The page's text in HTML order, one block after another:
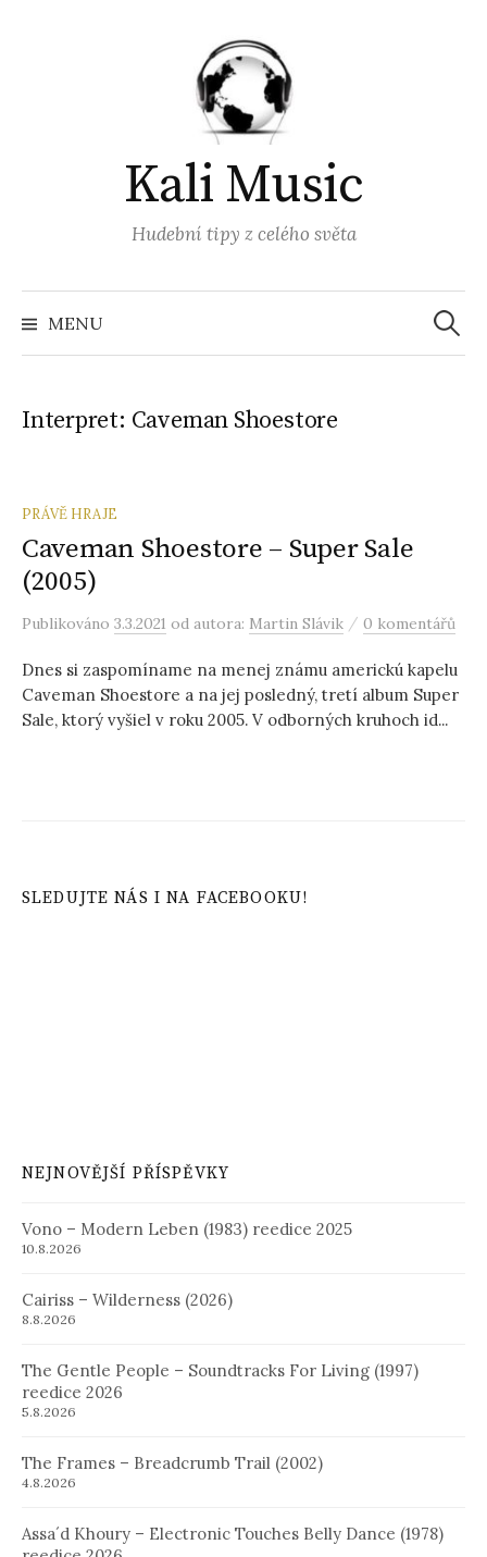
Kali Music
Hudební tipy z celého světa
MENU
Interpret: Caveman Shoestore
PRÁVĚ HRAJE
Caveman Shoestore – Super Sale
(2005)
Publikováno 3.3.2021 od autora: Martin Slávik / 0 komentářů
Dnes si zaspomíname na menej známu americkú kapelu
Caveman Shoestore a na jej posledný, tretí album Super
Sale, ktorý vyšiel v roku 2005. V odborných kruhoch id...
SLEDUJTE NÁS I NA FACEBOOKU!
NEJNOVĚJŠÍ PŘÍSPĚVKY
Vono – Modern Leben (1983) reedice 2025
10.8.2026
Cairiss – Wilderness (2026)
8.8.2026
The Gentle People – Soundtracks For Living (1997)
reedice 2026
5.8.2026
The Frames – Breadcrumb Trail (2002)
4.8.2026
Assa´d Khoury – Electronic Touches Belly Dance (1978)